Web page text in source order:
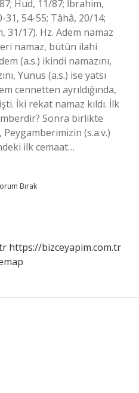
Hud, 11/87; İbrahim,
31, 54-55; Tâhâ, 20/14;
31/17). Hz. Adem namaz
namaz, bütün ilahi
(a.s.) ikindi namazını,
Yunus (a.s.) ise yatsı
cennetten ayrıldığında,
İki rekat namaz kıldı. İlk
Sonra birlikte
Peygamberimizin (s.a.v.)
ilk cemaat…
Bırak
https://bizceyapim.com.tr